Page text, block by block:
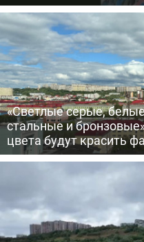
«Светлые серые,
стальные и
цвета будут красить